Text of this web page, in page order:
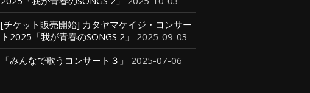
[チケット販売開始] カタヤマケイジ・コンサー
ト2025「我が青春のSONGS 2」
2025-09-03
「みんなで歌うコンサート３」
2025-07-06